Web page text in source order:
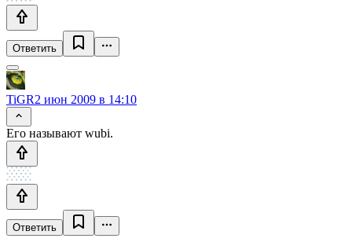
Ответить
TiGR2 июн 2009 в 14:10
Его называют wubi.
Ответить